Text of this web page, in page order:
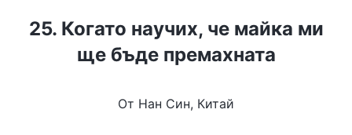
25. Когато научих, че майка ми
ще бъде премахната
От Нан Син, Китай